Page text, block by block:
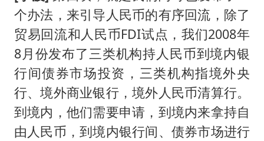
个办法，来引导人民币的有序回流，除了
贸易回流和人民币FDI试点，我们2008年
8月份发布了三类机构持人民币到境内银
行间债券市场投资，三类机构指境外央
行、境外商业银行，境外人民币清算行。
到境内，他们需要申请，到境内来拿持自
由人民币，到境内银行间、债券市场进行